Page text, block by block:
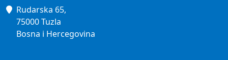
Rudarska 65,
75000 Tuzla
Bosna i Hercegovina